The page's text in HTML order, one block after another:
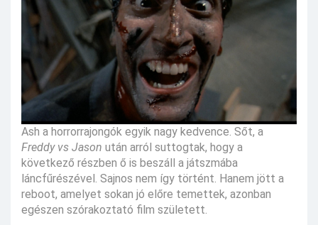
Ash a horrorrajongók egyik nagy kedvence. Sőt, a
Freddy vs Jason után arról suttogtak, hogy a
következő részben ő is beszáll a játszmába
láncfűrészével. Sajnos nem így történt. Hanem jött a
reboot, amelyet sokan jó előre temettek, azonban
egészen szórakoztató film született.